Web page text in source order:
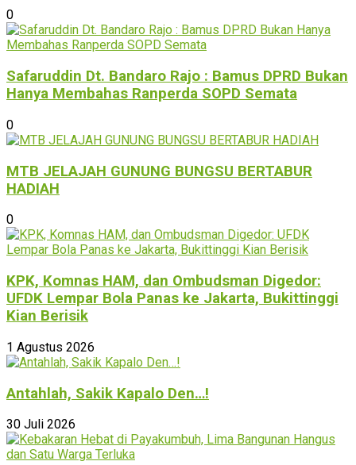
0
Safaruddin Dt. Bandaro Rajo : Bamus DPRD Bukan
Hanya Membahas Ranperda SOPD Semata
0
MTB JELAJAH GUNUNG BUNGSU BERTABUR
HADIAH
0
KPK, Komnas HAM, dan Ombudsman Digedor:
UFDK Lempar Bola Panas ke Jakarta, Bukittinggi
Kian Berisik
1 Agustus 2026
Antahlah, Sakik Kapalo Den…!
30 Juli 2026